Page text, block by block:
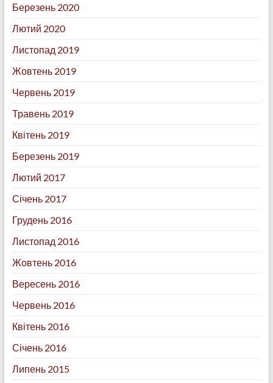
Березень 2020
Лютий 2020
Листопад 2019
Жовтень 2019
Червень 2019
Травень 2019
Квітень 2019
Березень 2019
Лютий 2017
Січень 2017
Грудень 2016
Листопад 2016
Жовтень 2016
Вересень 2016
Червень 2016
Квітень 2016
Січень 2016
Липень 2015